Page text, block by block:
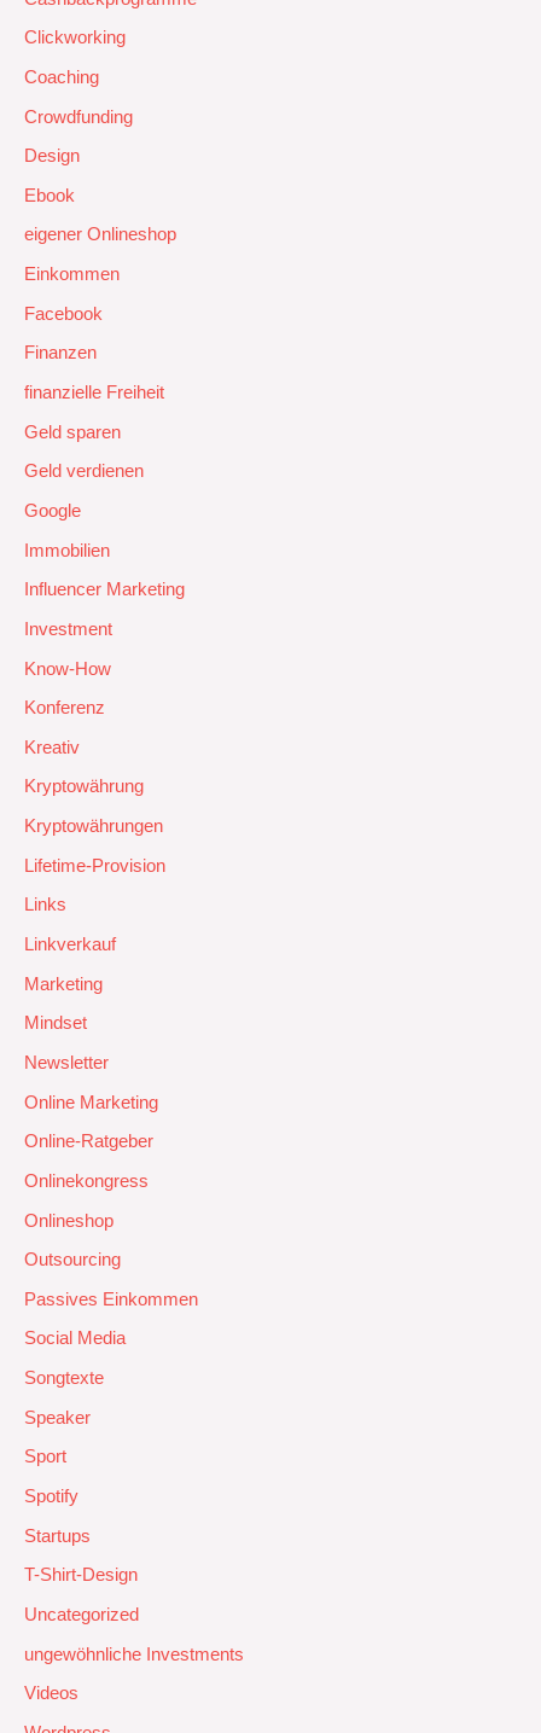
Clickworking
Coaching
Crowdfunding
Design
Ebook
eigener Onlineshop
Einkommen
Facebook
Finanzen
finanzielle Freiheit
Geld sparen
Geld verdienen
Google
Immobilien
Influencer Marketing
Investment
Know-How
Konferenz
Kreativ
Kryptowährung
Kryptowährungen
Lifetime-Provision
Links
Linkverkauf
Marketing
Mindset
Newsletter
Online Marketing
Online-Ratgeber
Onlinekongress
Onlineshop
Outsourcing
Passives Einkommen
Social Media
Songtexte
Speaker
Sport
Spotify
Startups
T-Shirt-Design
Uncategorized
ungewöhnliche Investments
Videos